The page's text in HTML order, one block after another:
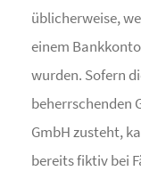
üblicherweise,
einem
wurden. Sofern
beherrschenden
GmbH zusteht,
bereits fiktiv bei